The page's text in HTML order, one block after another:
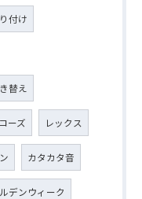
付け
替え
ーズ レックス
カタカタ音
デンウィーク